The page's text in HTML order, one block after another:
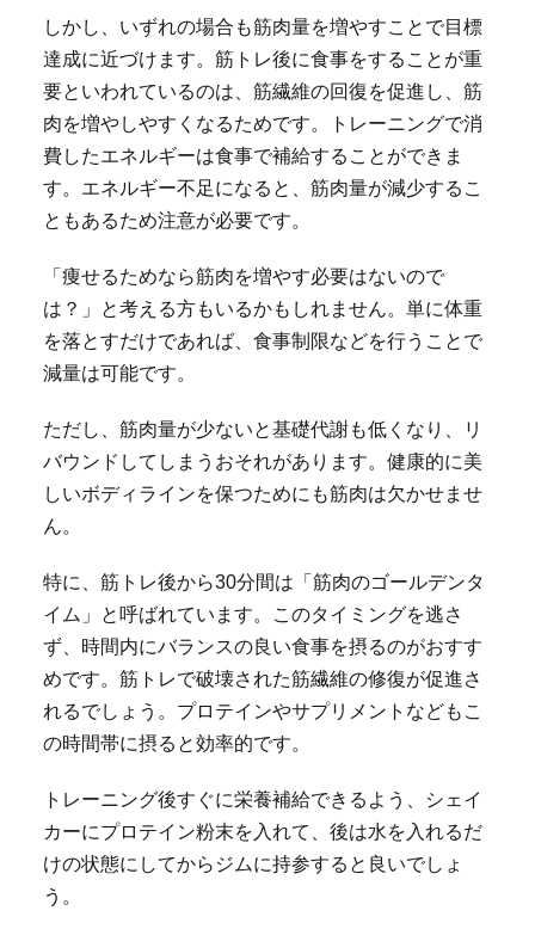
しかし、いずれの場合も筋肉量を増やすことで目標
達成に近づけます。筋トレ後に食事をすることが重
要といわれているのは、筋繊維の回復を促進し、筋
肉を増やしやすくなるためです。トレーニングで消
費したエネルギーは食事で補給することができま
す。エネルギー不足になると、筋肉量が減少するこ
ともあるため注意が必要です。
「痩せるためなら筋肉を増やす必要はないので
は？」と考える方もいるかもしれません。単に体重
を落とすだけであれば、食事制限などを行うことで
減量は可能です。
ただし、筋肉量が少ないと基礎代謝も低くなり、リ
バウンドしてしまうおそれがあります。健康的に美
しいボディラインを保つためにも筋肉は欠かせませ
ん。
特に、筋トレ後から30分間は「筋肉のゴールデンタ
イム」と呼ばれています。このタイミングを逃さ
ず、時間内にバランスの良い食事を摂るのがおすす
めです。筋トレで破壊された筋繊維の修復が促進さ
れるでしょう。プロテインやサプリメントなどもこ
の時間帯に摂ると効率的です。
トレーニング後すぐに栄養補給できるよう、シェイ
カーにプロテイン粉末を入れて、後は水を入れるだ
けの状態にしてからジムに持参すると良いでしょ
う。